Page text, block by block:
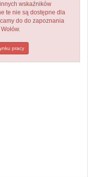
wskaźników
te nie są dostępne dla
do do zapoznania
pracy